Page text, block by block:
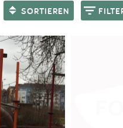
Anmelden
SORTIEREN
SPIELGERÄTE